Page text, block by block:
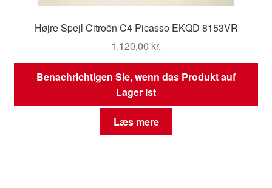
Højre Spejl Citroën C4 Picasso EKQD 8153VR
1.120,00 kr.
Benachrichtigen Sie, wenn das Produkt auf
Lager ist
Læs mere